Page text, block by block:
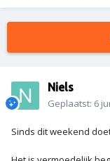
Niels
Geplaatst: 6
Sinds dit weekend